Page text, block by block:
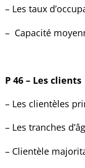
– Les taux
– Capacité
P 46 – Les clients
– Les clientèles
– Les tranches
– Clientèle